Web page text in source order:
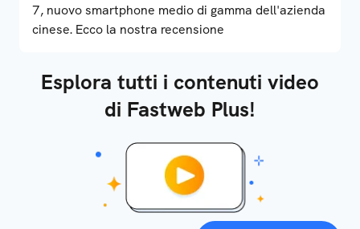
7, nuovo smartphone medio di gamma dell'azienda
cinese. Ecco la nostra recensione
Esplora tutti i contenuti video
di Fastweb Plus!